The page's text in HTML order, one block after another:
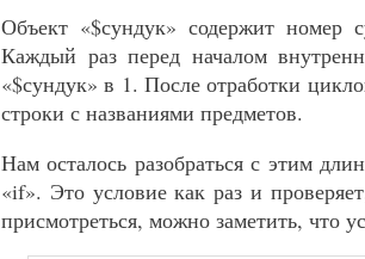
Объект «$сундук» содержит номер
Каждый раз перед началом
«$сундук» в 1. После отработки
строки с названиями предметов.
Нам осталось разобраться с этим
«if». Это условие как раз и
присмотреться, можно заметить, что